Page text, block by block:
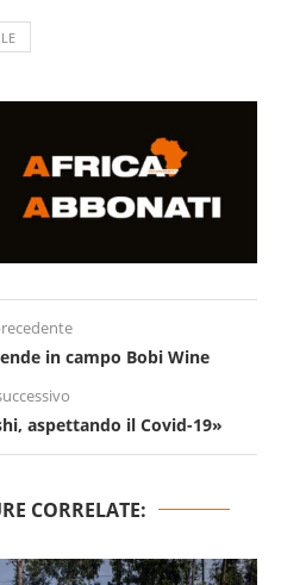
in campo Bobi Wine
aspettando il Covid-19»
CORRELATE: